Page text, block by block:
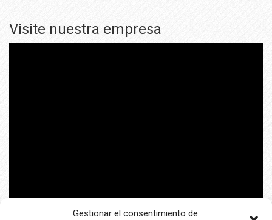
Gestionar el consentimiento de
Visite nuestra empresa